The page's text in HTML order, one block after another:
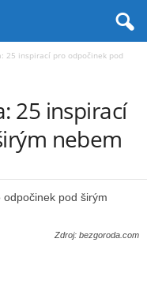
25 inspirací pro odpočinek pod
25 inspirací
nebem
Zdroj: bezgoroda.com